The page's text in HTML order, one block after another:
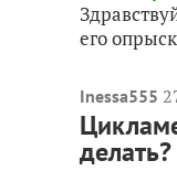
его
Inessa555
делать?